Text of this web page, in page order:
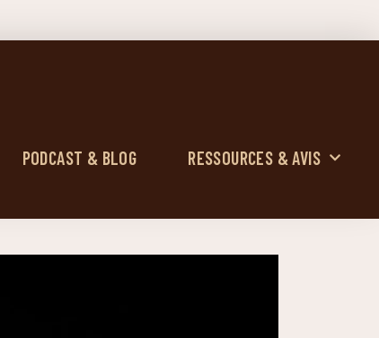
PODCAST & BLOG
RESSOURCES & AVIS